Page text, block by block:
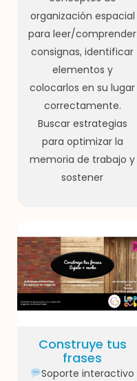
organización espacial
para leer/comprender
consignas, identificar
elementos y
colocarlos en su lugar
correctamente.
Buscar estrategias
para optimizar la
memoria de trabajo y
sostener
Construye tus
frases
Soporte interactivo